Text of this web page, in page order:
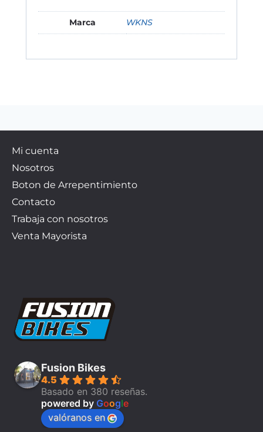
Marca WKNS
Mi cuenta
Nosotros
Boton de Arrepentimiento
Contacto
Trabaja con nosotros
Venta Mayorista
Fusion Bikes
4.5
Basado en 380 reseñas.
powered by Google
valóranos en